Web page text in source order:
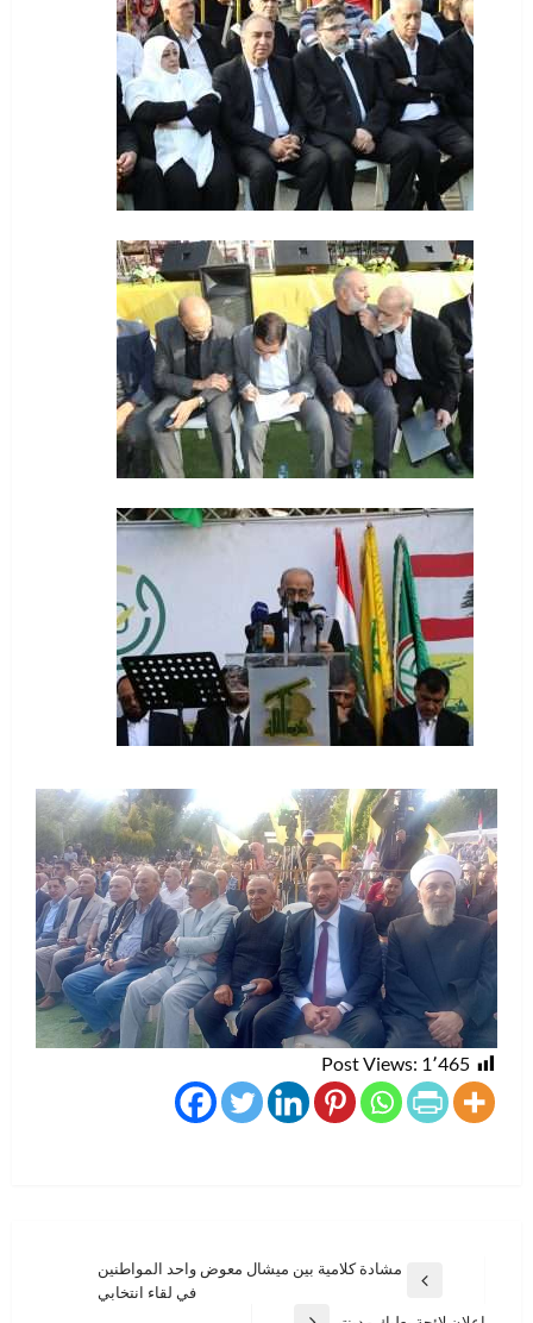
Post Views: 1٬465
المقالة
السابقة
مشادة كلامية بين ميشال معوض واحد المواطنين
في لقاء انتخابي